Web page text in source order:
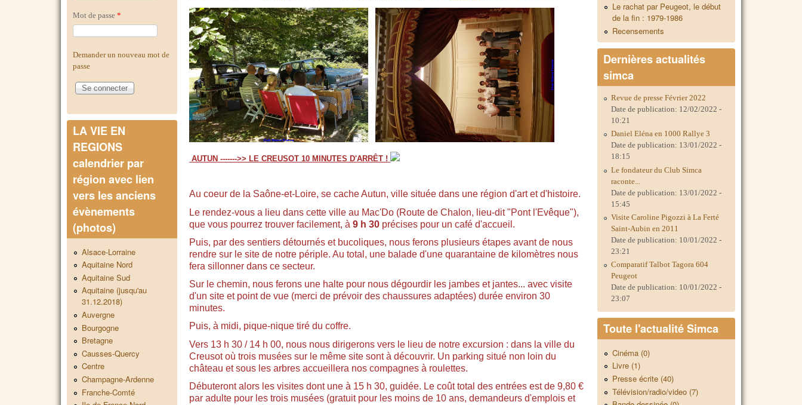
AUTUN ------->> LE CREUSOT 10 MINUTES D'ARRÊT !
Au coeur de la Saône-et-Loire, se cache Autun, ville située dans une région d'art et d'histoire.
Le rendez-vous a lieu dans cette ville au Mac'Do (Route de Chalon, lieu-dit "Pont l'Evêque"),
que vous pourrez trouver facilement, à9 h 30 précises pour un café d'accueil.
Puis, par des sentiers détournés et bucoliques, nous ferons plusieurs étapes avant de nous
rendre sur le site de notre périple. Au total, une balade d'une quarantaine de kilomètres nous
fera sillonner dans ce secteur.
Sur le chemin, nous ferons une halte pour nous dégourdir les jambes et jantes... avec visite
d'un site et point de vue (merci de prévoir des chaussures adaptées) durée environ 30
minutes.
Puis, à midi, pique-nique tiré du coffre.
Vers 13 h 30 / 14 h 00, nous nous dirigerons vers le lieu de notre excursion : dans la ville du
Creusot où trois musées sur le même site sont à découvrir. Un parking situé non loin du
château et sous les arbres accueillera nos compagnes à roulettes.
Débuteront alors les visites dont une à 15 h 30, guidée. Le coût total des entrées est de 9,80 €
par adulte pour les trois musées (gratuit pour les moins de 10 ans, demandeurs d'emplois et
Mot de passe *
Demander un nouveau mot de
passe
LA VIE EN
REGIONS
calendrier par
région avec lien
vers les anciens
évènements
(photos)
Alsace-Lorraine
Aquitaine Nord
Aquitaine Sud
Aquitaine (jusqu'au
31.12.2018)
Auvergne
Bourgogne
Bretagne
Causses-Quercy
Centre
Champagne-Ardenne
Franche-Comté
Le rachat par Peugeot, le début
de la fin : 1979-1986
Recensements
Dernières actualités
simca
Revue de presse Février 2022
Date de publication: 12/02/2022 -
10:21
Daniel Eléna en 1000 Rallye 3
Date de publication: 13/01/2022 -
18:15
Le fondateur du Club Simca
raconte...
Date de publication: 13/01/2022 -
15:45
Visite Caroline Pigozzi à La Ferté
Saint-Aubin en 2011
Date de publication: 10/01/2022 -
23:21
Comparatif Talbot Tagora 604
Peugeot
Date de publication: 10/01/2022 -
23:07
Toute l'actualité Simca
Cinéma (0)
Livre (1)
Presse écrite (40)
Télévision/radio/video (7)